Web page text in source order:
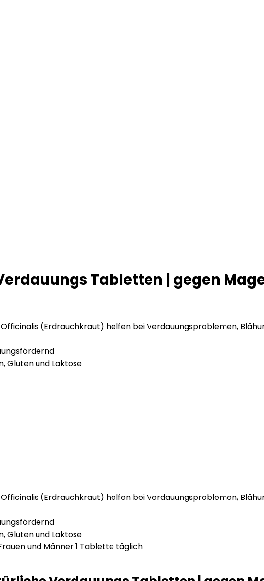
Tabletten | gegen
Officinalis (Erdrauchkraut) helfen bei Verdauungsproblemen,
Gluten und Laktose
Officinalis (Erdrauchkraut) helfen bei Verdauungsproblemen,
Gluten und Laktose
und Männer 1 Tablette täglich